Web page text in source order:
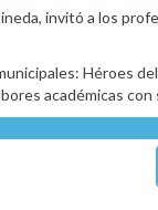
invitó a los
Héroes
académicas